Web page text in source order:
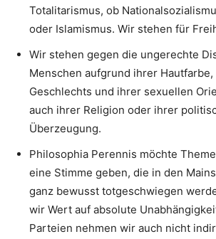
Totalitarismus, ob
oder Islamismus. Wir stehen für
Wir stehen gegen die ungerechte
Menschen aufgrund ihrer Hautfarbe,
Geschlechts und ihrer sexuellen
auch ihrer Religion oder ihrer
Überzeugung.
Philosophia Perennis möchte
eine Stimme geben, die in den
ganz bewusst totgeschwiegen
wir Wert auf absolute
Parteien nehmen wir auch nicht